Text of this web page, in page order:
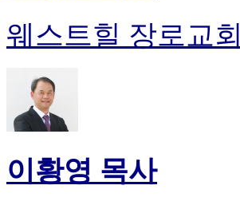
웨스트힐 장로교회
이황영 목사